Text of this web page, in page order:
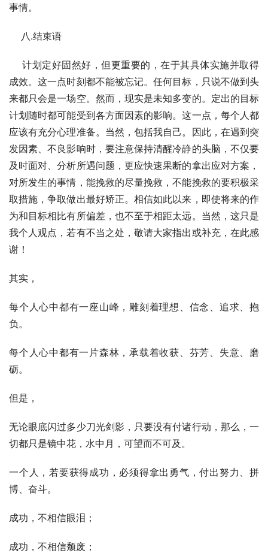
事情。
八.结束语
计划定好固然好，但更重要的，在于其具体实施并取得
成效。这一点时刻都不能被忘记。任何目标，只说不做到头
来都只会是一场空。然而，现实是未知多变的。定出的目标
计划随时都可能受到各方面因素的影响。这一点，每个人都
应该有充分心理准备。当然，包括我自己。因此，在遇到突
发因素、不良影响时，要注意保持清醒冷静的头脑，不仅要
及时面对、分析所遇问题，更应快速果断的拿出应对方案，
对所发生的事情，能挽救的尽量挽救，不能挽救的要积极采
取措施，争取做出最好矫正。相信如此以来，即使将来的作
为和目标相比有所偏差，也不至于相距太远。当然，这只是
我个人观点，若有不当之处，敬请大家指出或补充，在此感
谢！
其实，
每个人心中都有一座山峰，雕刻着理想、信念、追求、抱
负。
每个人心中都有一片森林，承载着收获、芬芳、失意、磨
砺。
但是，
无论眼底闪过多少刀光剑影，只要没有付诸行动，那么，一
切都只是镜中花，水中月，可望而不可及。
一个人，若要获得成功，必须得拿出勇气，付出努力、拼
博、奋斗。
成功，不相信眼泪；
成功，不相信颓废；